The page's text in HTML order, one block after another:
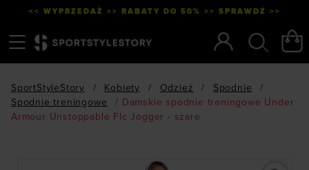
<< WYPRZEDAŻ >> RABATY DO 50% >> SPRAWDŹ >>
SportStyleStory / Kobiety / Odzież / Spodnie
/
Spodnie treningowe
/ Damskie spodnie treningowe Under
Armour Unstoppable Flc Jogger - szare